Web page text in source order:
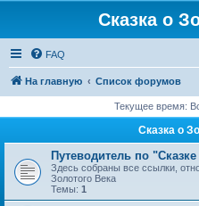
Сказка о
FAQ
На главную Список форумов
Текущее время:
Сказка о
Путеводитель по
Здесь собраны все ссылки,
Золотого Века
Темы: 1